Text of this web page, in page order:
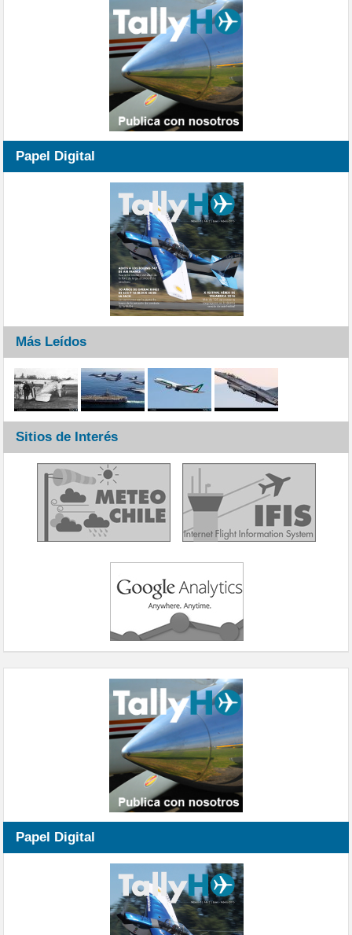
Papel Digital
Más Leídos
Sitios de Interés
Papel Digital